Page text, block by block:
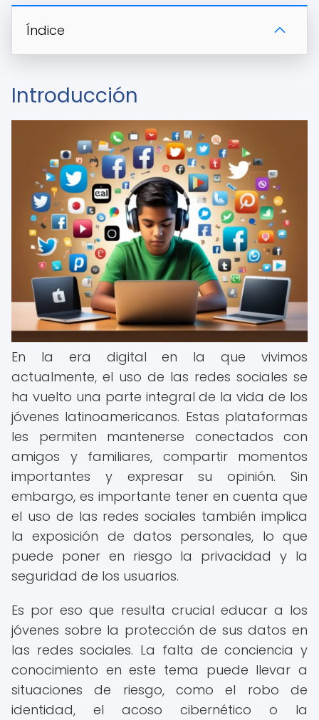
Índice
Introducción
En la era digital en la que vivimos
actualmente, el uso de las redes sociales se
ha vuelto una parte integral de la vida de los
jóvenes latinoamericanos. Estas plataformas
les permiten mantenerse conectados con
amigos y familiares, compartir momentos
importantes y expresar su opinión. Sin
embargo, es importante tener en cuenta que
el uso de las redes sociales también implica
la exposición de datos personales, lo que
puede poner en riesgo la privacidad y la
seguridad de los usuarios.
Es por eso que resulta crucial educar a los
jóvenes sobre la protección de sus datos en
las redes sociales. La falta de conciencia y
conocimiento en este tema puede llevar a
situaciones de riesgo, como el robo de
identidad, el acoso cibernético o la